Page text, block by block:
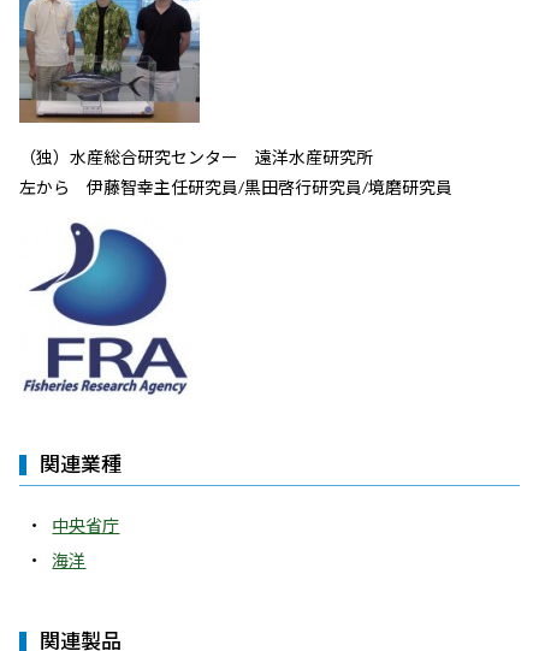
（独）水産総合研究センター 遠洋水産研究所
左から 伊藤智幸主任研究員/黒田啓行研究員/境磨研究員
関連業種
中央省庁
海洋
関連製品